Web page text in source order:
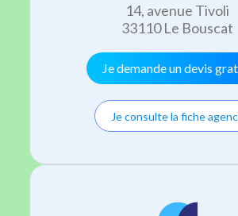
14, avenue Tivoli
33110 Le Bouscat
Je demande un devis
Je consulte la fiche